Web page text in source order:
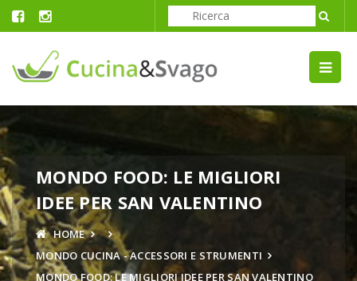
MONDO FOOD: LE MIGLIORI
IDEE PER SAN VALENTINO
HOME
MONDO CUCINA - ACCESSORI E STRUMENTI
MONDO FOOD: LE MIGLIORI IDEE PER SAN VALENTINO